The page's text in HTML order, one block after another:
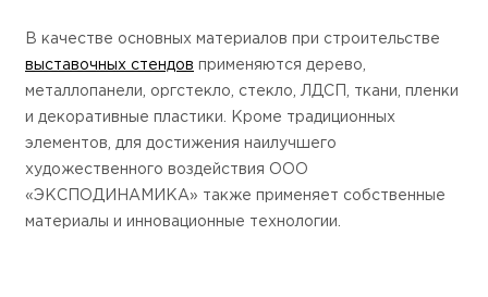
В качестве основных материалов при строительстве
выставочных стендов применяются дерево,
металлопанели, оргстекло, стекло, ЛДСП, ткани, пленки
и декоративные пластики. Кроме традиционных
элементов, для достижения наилучшего
художественного воздействия ООО
«ЭКСПОДИНАМИКА» также применяет собственные
материалы и инновационные технологии.